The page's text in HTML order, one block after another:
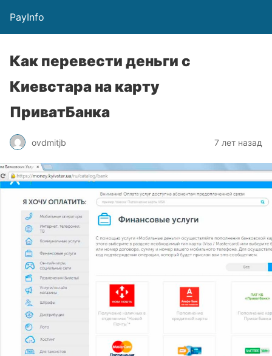
PayInfo
Как перевести деньги с
Киевстара на карту
ПриватБанка
ovdmitjb 7 лет назад